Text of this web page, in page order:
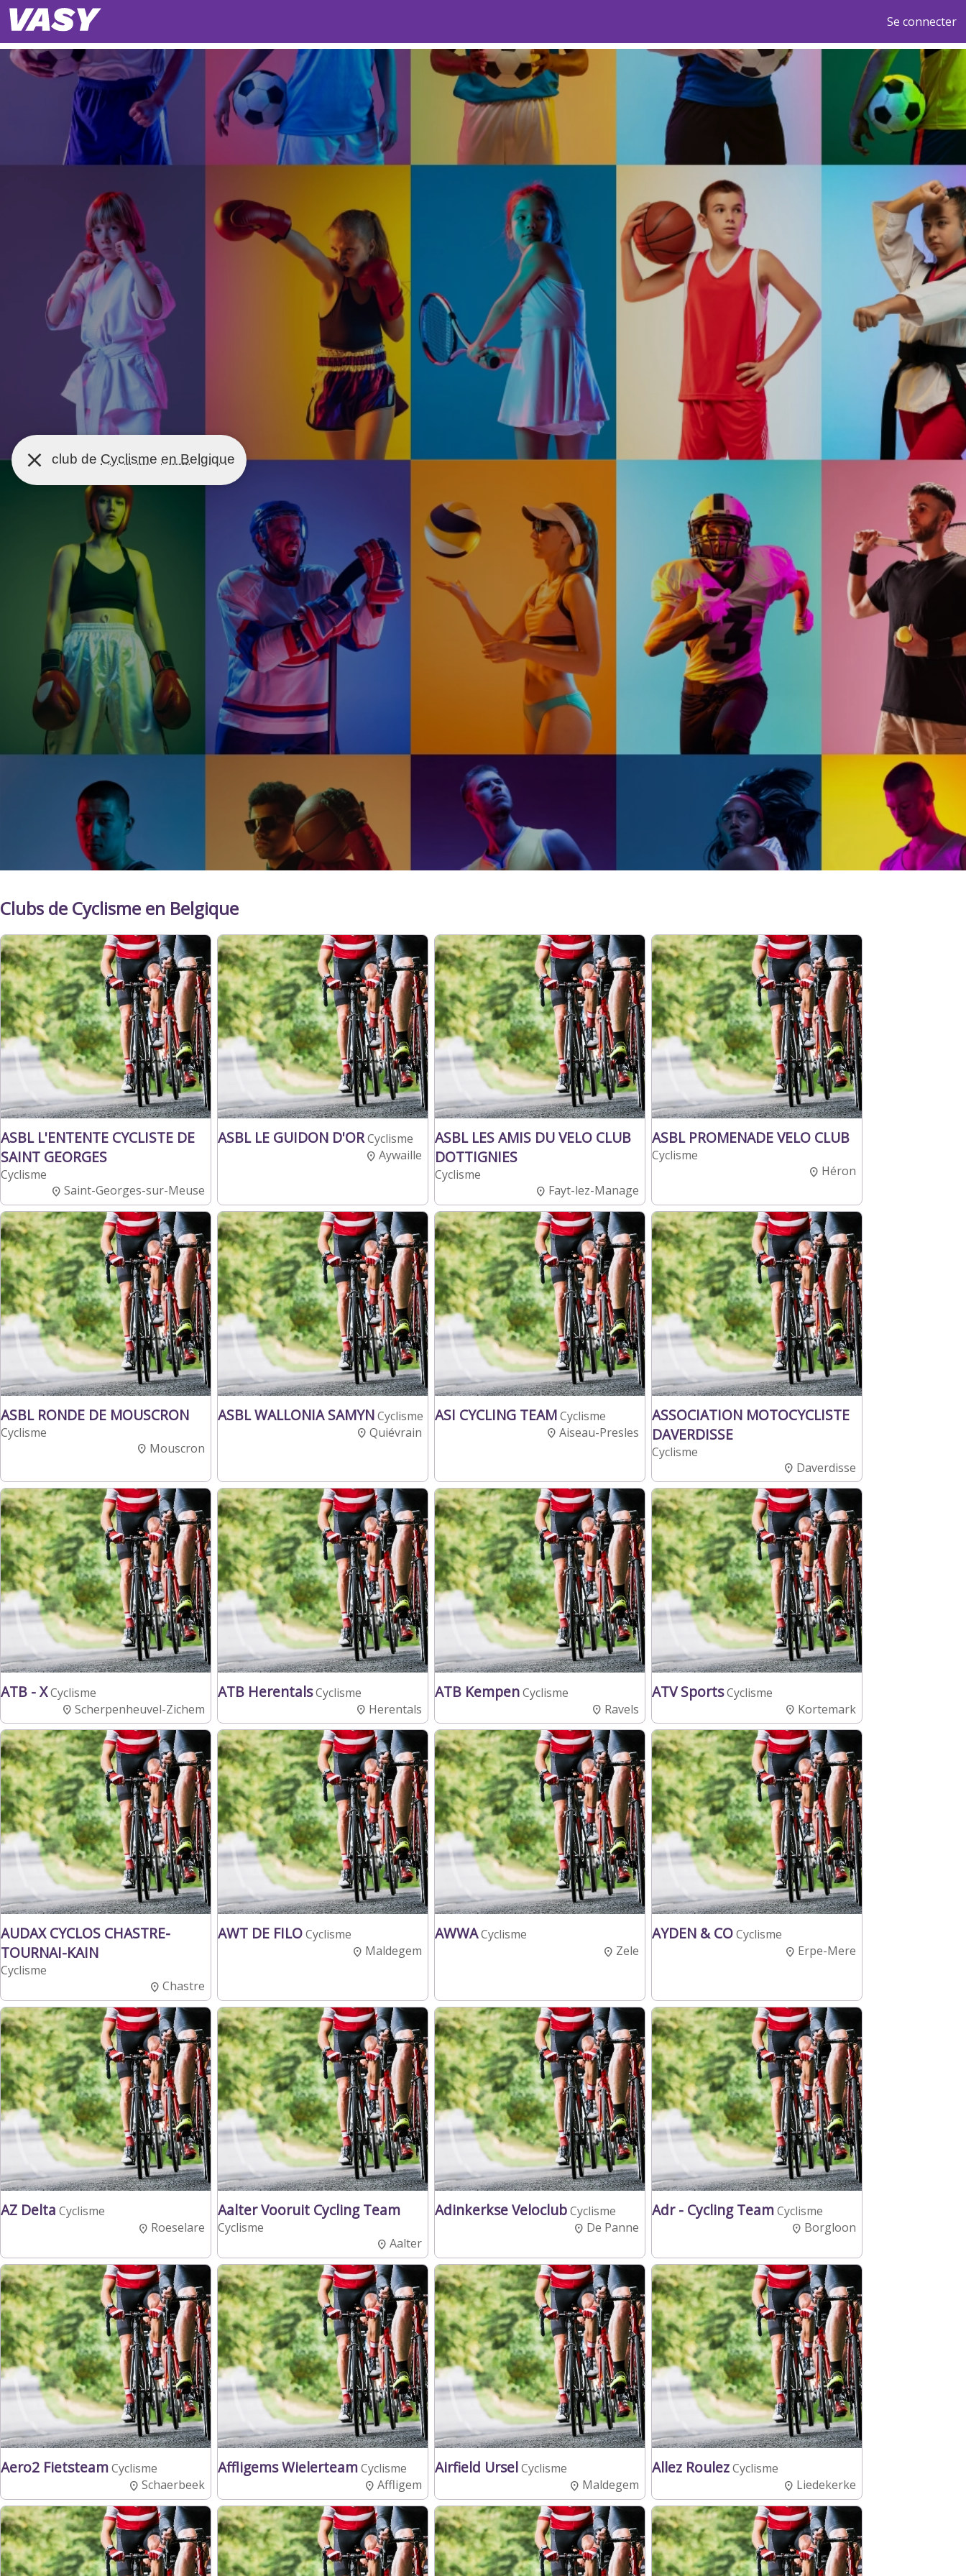
Se connecter
club de Cyclisme en Belgique
Clubs de Cyclisme en Belgique
ASBL L'ENTENTE CYCLISTE DE
SAINT GEORGES
Cyclisme
Saint-Georges-sur-Meuse
ASBL LE GUIDON D'ORCyclisme
Aywaille
ASBL LES AMIS DU VELO CLUB
DOTTIGNIES
Cyclisme
Fayt-lez-Manage
ASBL PROMENADE VELO CLUB
Cyclisme
Héron
ASBL RONDE DE MOUSCRON
Cyclisme
Mouscron
ASBL WALLONIA SAMYNCyclisme
Quiévrain
ASI CYCLING TEAMCyclisme
Aiseau-Presles
ASSOCIATION MOTOCYCLISTE
DAVERDISSE
Cyclisme
Daverdisse
ATB - XCyclisme
Scherpenheuvel-Zichem
ATB HerentalsCyclisme
Herentals
ATB KempenCyclisme
Ravels
ATV SportsCyclisme
Kortemark
AUDAX CYCLOS CHASTRE-
TOURNAI-KAIN
Cyclisme
Chastre
AWT DE FILOCyclisme
Maldegem
AWWACyclisme
Zele
AYDEN & COCyclisme
Erpe-Mere
AZ Delta Cyclisme
Roeselare
Aalter Vooruit Cycling Team
Cyclisme
Aalter
Adinkerkse VeloclubCyclisme
De Panne
Adr - Cycling TeamCyclisme
Borgloon
Aero2 FietsteamCyclisme
Schaerbeek
Affligems WielerteamCyclisme
Affligem
Airfield UrselCyclisme
Maldegem
Allez RoulezCyclisme
Liedekerke